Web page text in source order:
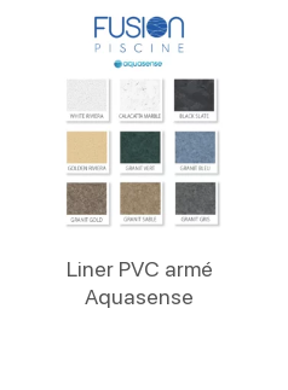
Liner PVC armé
Aquasense